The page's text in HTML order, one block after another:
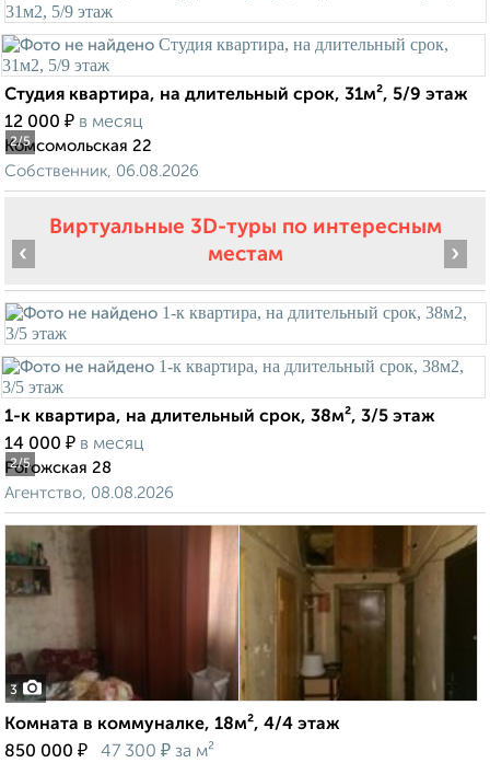
2/5
Студия квартира, на длительный срок, 31м², 5/9 этаж
12 000 ₽ в месяц
Комсомольская 22
Собственник, 06.08.2026
Виртуальные 3D-туры по интересным
местам
2/5
‹ ›
1-к квартира, на длительный срок, 38м², 3/5 этаж
14 000 ₽ в месяц
Рогожская 28
Агентство, 08.08.2026
3
Комната в коммуналке, 18м², 4/4 этаж
850 000 ₽ 47 300 ₽ за м²